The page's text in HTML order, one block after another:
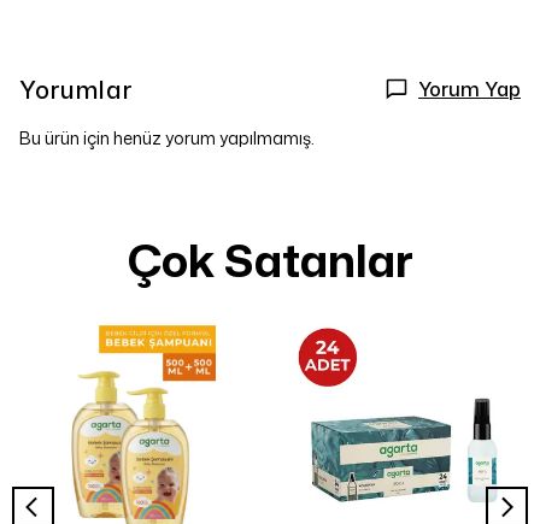
Yorumlar Yorum Yap
Bu ürün için henüz yorum yapılmamış.
Çok Satanlar